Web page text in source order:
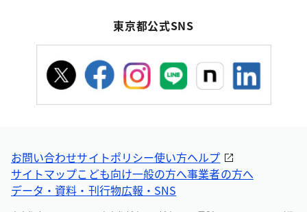
東京都公式SNS
お問い合わせサイトポリシー使い方ヘルプ
サイトマップこども向け一般の方へ事業者の方へ
データ・資料・刊行物広報・SNS